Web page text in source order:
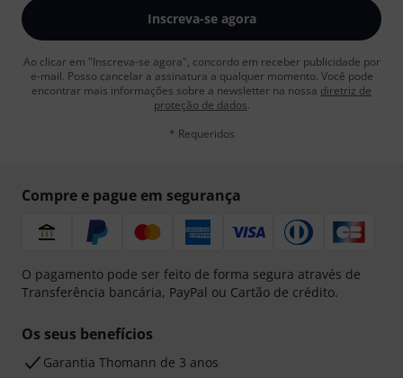
Inscreva-se agora
Ao clicar em "Inscreva-se agora", concordo em receber publicidade por
e-mail. Posso cancelar a assinatura a qualquer momento. Você pode
encontrar mais informações sobre a newsletter na nossa diretriz de
proteção de dados.
* Requeridos
Compre e pague em segurança
O pagamento pode ser feito de forma segura através de
Transferência bancária, PayPal ou Cartão de crédito.
Os seus benefícios
Garantia Thomann de 3 anos